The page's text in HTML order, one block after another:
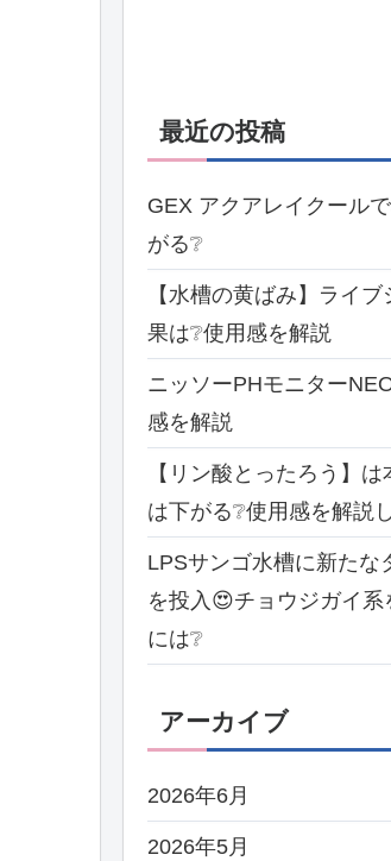
最近の投稿
GEX アクアレイクール
がる❔
【水槽の黄ばみ】ライ
果は❔使用感を解説
ニッソーPHモニター
感を解説
【リン酸とったろう】
は下がる❔使用感を解説
LPSサンゴ水槽に新たな
を投入😍チョウジガイ系
には❔
アーカイブ
2026年6月
2026年5月